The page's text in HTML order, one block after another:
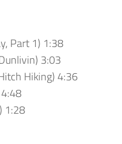
Part 1) 1:38
3:03
Hiking) 4:36
1:28